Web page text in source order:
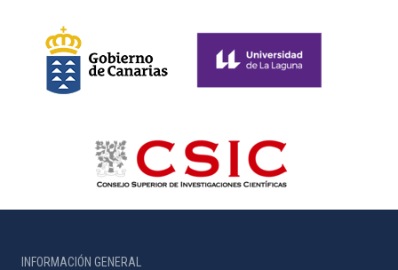
INFORMACIÓN GENERAL